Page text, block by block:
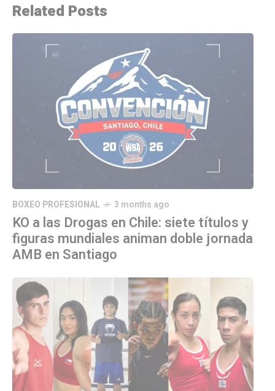
Related Posts
BOXEO PROFESIONAL 3 months ago
KO a las Drogas en Chile: siete títulos y
figuras mundiales animan doble jornada
AMB en Santiago